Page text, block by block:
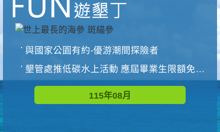
與國家公園有約-優游潮間探險者
墾管處推低碳水上活動 應屆畢業生限額免費參加
115年08月